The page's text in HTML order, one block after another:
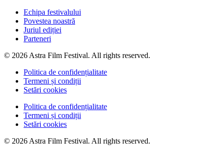
Echipa festivalului
Povestea noastră
Juriul ediției
Parteneri
© 2026 Astra Film Festival. All rights reserved.
Politica de confidențialitate
Termeni și condiții
Setări cookies
Politica de confidențialitate
Termeni și condiții
Setări cookies
© 2026 Astra Film Festival. All rights reserved.